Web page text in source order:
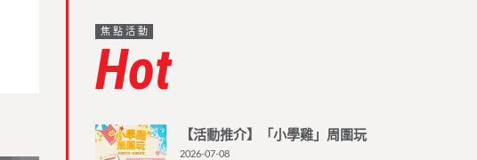
焦點活動
Hot
【活動推介】「小學雞」周圍玩
2026-07-08